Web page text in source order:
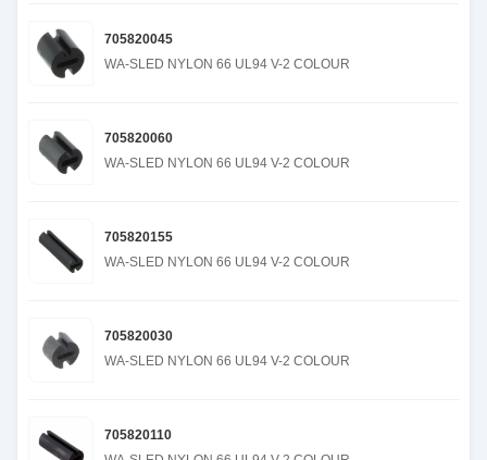
705820045
WA-SLED NYLON 66 UL94 V-2 COLOUR
705820060
WA-SLED NYLON 66 UL94 V-2 COLOUR
705820155
WA-SLED NYLON 66 UL94 V-2 COLOUR
705820030
WA-SLED NYLON 66 UL94 V-2 COLOUR
705820110